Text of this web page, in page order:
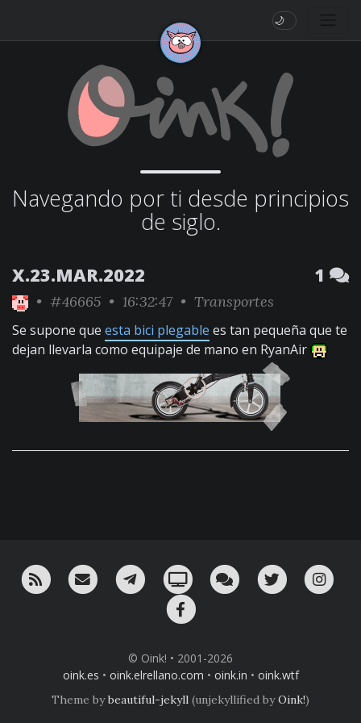
🌙
Navegando por ti desde principios
de siglo.
X.23.MAR.2022 1
• #46665 • 16:32:47 • Transportes
Se supone que esta bici plegable es tan pequeña que te
dejan llevarla como equipaje de mano en RyanAir
RSS ¡Mándame un email!¡Nuestro canal en Telegram!
Oink! TV Charla con nosotros
Twitter
© Oink! • 2001-2026
oink.es • oink.elrellano.com • oink.in • oink.wtf
Theme bybeautiful-jekyll (unjekyllified byOink!)